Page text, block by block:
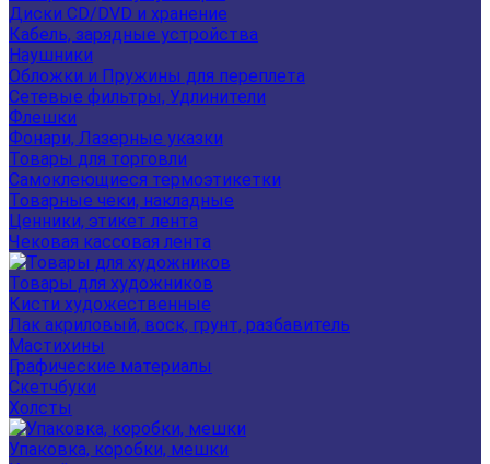
Диски CD/DVD и хранение
Кабель, зарядные устройства
Наушники
Обложки и Пружины для переплета
Сетевые фильтры, Удлинители
Флешки
Фонари, Лазерные указки
Товары для торговли
Самоклеющиеся термоэтикетки
Товарные чеки, накладные
Ценники, этикет лента
Чековая кассовая лента
Товары для художников
Кисти художественные
Лак акриловый, воск, грунт, разбавитель
Мастихины
Графические материалы
Скетчбуки
Холсты
Упаковка, коробки, мешки